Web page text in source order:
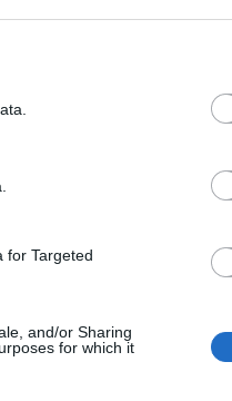
for Targeted
and/or Sharing
for which it
dedicato ai
e
Medicina
Sindromi
steering
sul rischio
e dei
di rischio
di